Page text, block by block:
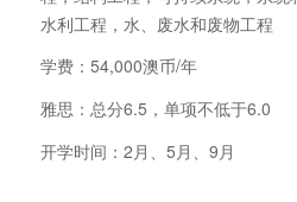
水利工程，水、废水和废物工程
学费：54,000澳币/年
雅思：总分6.5，单项不低于6.0
开学时间：2月、5月、9月